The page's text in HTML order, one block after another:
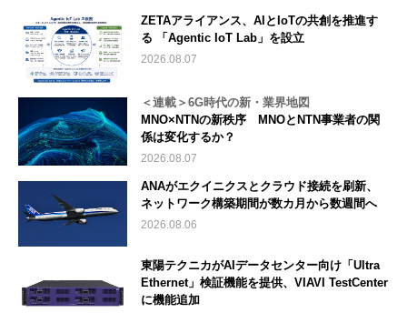
ZETAアライアンス、AIとIoTの共創を推進す
る 「Agentic IoT Lab」を設立
2026.08.07
＜連載＞6G時代の新・業界地図
MNO×NTNの新秩序 MNOとNTN事業者の関
係は変化するか？
2026.08.07
ANAがエクイニクスとクラウド接続を刷新、
ネットワーク構築期間が数カ月から数週間へ
2026.08.06
東陽テクニカがAIデータセンター向け「Ultra
Ethernet」検証機能を提供、VIAVI TestCenter
に機能追加